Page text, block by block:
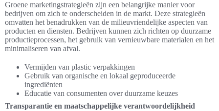
Groene marketingstrategieën zijn een belangrijke manier voor
bedrijven om zich te onderscheiden in de markt. Deze strategieën
omvatten het benadrukken van de milieuvriendelijke aspecten van
producten en diensten. Bedrijven kunnen zich richten op duurzame
productieprocessen, het gebruik van vernieuwbare materialen en het
minimaliseren van afval.
Vermijden van plastic verpakkingen
Gebruik van organische en lokaal geproduceerde
ingrediënten
Educatie van consumenten over duurzame keuzes
Transparantie en maatschappelijke verantwoordelijkheid